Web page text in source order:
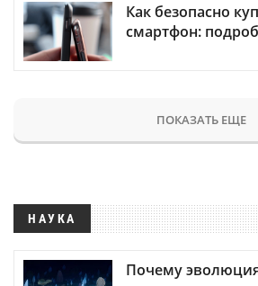
Как безопасно
смартфон:
ПОКАЗАТЬ ЕЩЕ
НАУКА
Почему